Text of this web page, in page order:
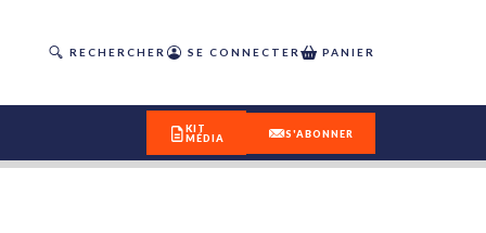
RECHERCHER SE CONNECTER PANIER
KIT
MÉDIA
S'ABONNER